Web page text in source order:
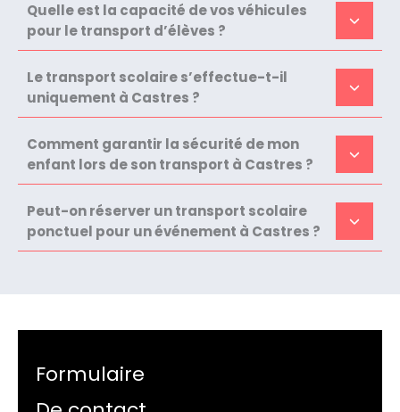
Quelle est la capacité de vos véhicules
pour le transport d’élèves ?
Le transport scolaire s’effectue-t-il
uniquement à Castres ?
Comment garantir la sécurité de mon
enfant lors de son transport à Castres ?
Peut-on réserver un transport scolaire
ponctuel pour un événement à Castres ?
Formulaire